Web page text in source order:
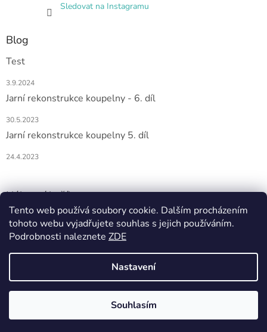
Tento web používá soubory cookie. Dalším procházením
tohoto webu vyjadřujete souhlas s jejich používáním.
Podrobnosti naleznete ZDE
Nastavení
Souhlasím
Sledovat na Instagramu
Blog
Test
3.9.2024
Jarní rekonstrukce koupelny - 6. díl
30.5.2023
Jarní rekonstrukce koupelny 5. díl
24.4.2023
Nákupní košík
0KS /0 KČ
Vytvořil Shoptet
DOMIO. Všechna práva vyhrazena.